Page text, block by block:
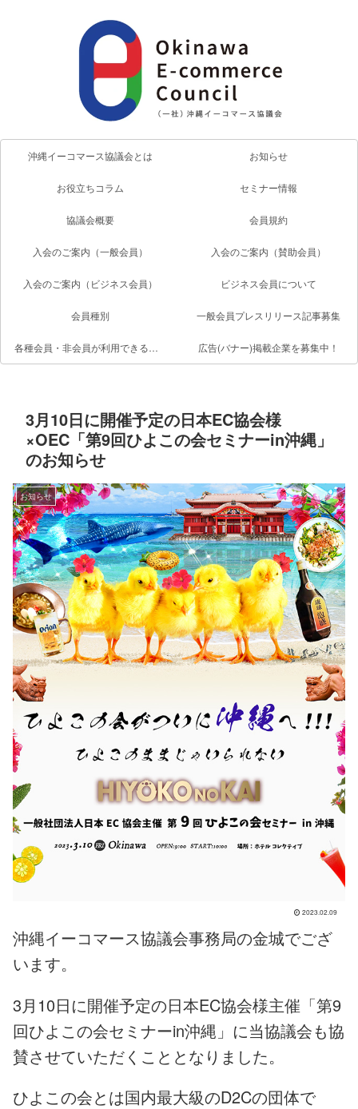
沖縄イーコマース協議会とは お知らせ
お役立ちコラム セミナー情報
協議会概要 会員規約
入会のご案内（一般会員） 入会のご案内（賛助会員）
入会のご案内（ビジネス会員） ビジネス会員について
会員種別 一般会員プレスリリース記事募集
各種会員・非会員が利用できるサービス一覧 広告(バナー)掲載企業を募集中！
3月10日に開催予定の日本EC協会様
×OEC「第9回ひよこの会セミナーin沖縄」
のお知らせ
お知らせ
2023.02.09
沖縄イーコマース協議会事務局の金城でござ
います。
3月10日に開催予定の日本EC協会様主催「第9
回ひよこの会セミナーin沖縄」に当協議会も協
賛させていただくこととなりました。
ひよこの会とは国内最大級のD2Cの団体で